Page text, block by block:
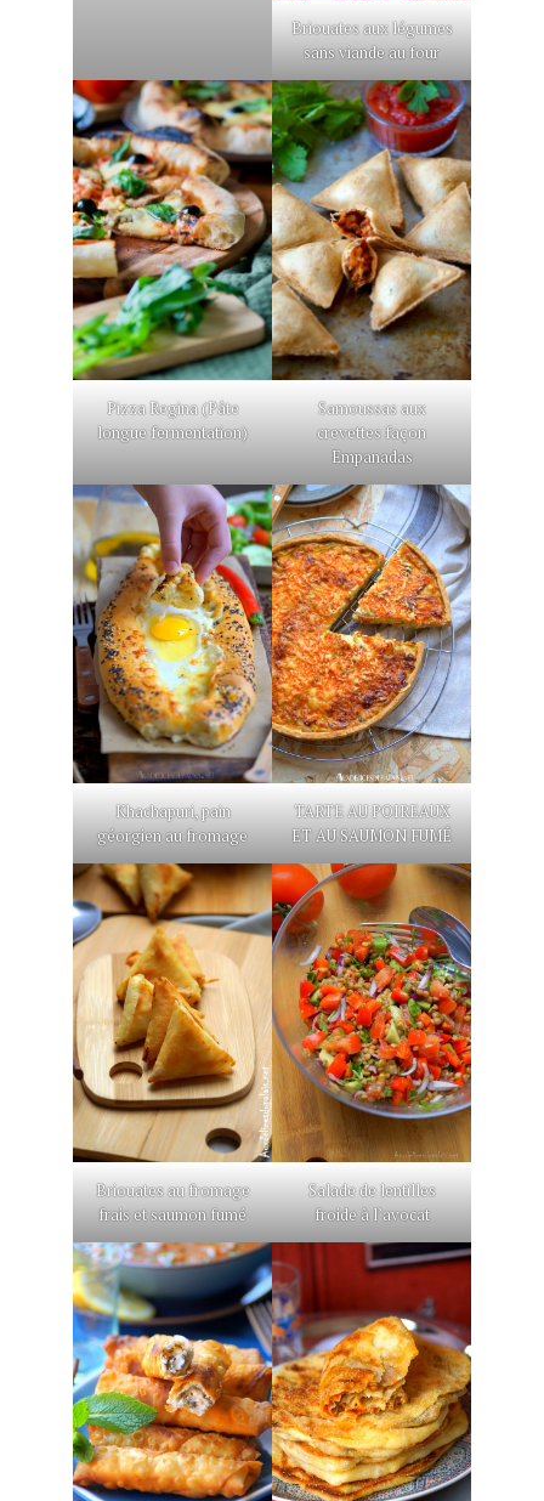
Briouates aux légumes
sans viande au four
Pizza Regina (Pâte
longue fermentation)
Samoussas aux
crevettes façon
Empanadas
Khachapuri, pain
géorgien au fromage
TARTE AU POIREAUX
ET AU SAUMON FUMÉ
Briouates au fromage
frais et saumon fumé
Salade de lentilles
froide à l’avocat